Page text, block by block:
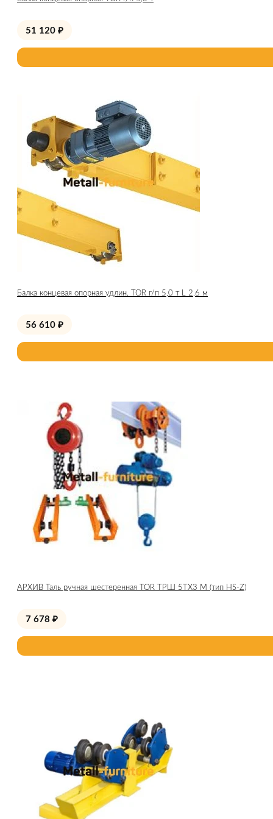
51 120 ₽
Балка концевая опорная удлин. TOR г/п 5,0 т L 2,6 м
56 610 ₽
АРХИВ Таль ручная шестеренная TOR ТРШ 5ТХ3 М (тип HS-Z)
7 678 ₽